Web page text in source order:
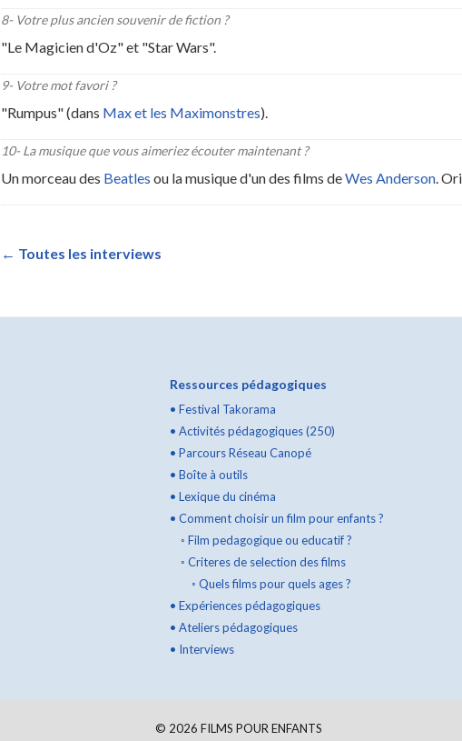
8- Votre plus ancien souvenir de fiction ?
"Le Magicien d'Oz" et "Star Wars".
9- Votre mot favori ?
"Rumpus" (dans Max et les Maximonstres).
10-La musique que vous aimeriez écouter maintenant ?
Un morceau des Beatles ou la musique d'un des films deWes Anderson.
← Toutes les interviews
Ressources pédagogiques
• Festival Takorama
• Activités pédagogiques (250)
• Parcours Réseau Canopé
• Boîte à outils
• Lexique du cinéma
• Comment choisir un film pour enfants ?
◦ Film pedagogique ou educatif ?
◦ Criteres de selection des films
◦ Quels films pour quels ages ?
• Expériences pédagogiques
• Ateliers pédagogiques
• Interviews
© 2026 FILMS POUR ENFANTS